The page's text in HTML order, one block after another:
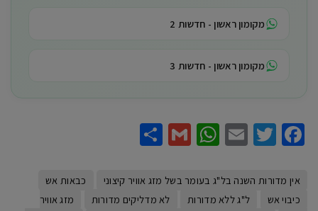
מקומון ראשון - חדשות 2
מקומון ראשון - חדשות 3
Facebook
Twitter
Email
WhatsApp
Gmail
אין מדורות השנה בל"ג בעומר בשל מזג אוויר קיצוני
כבאות אש
כיבוי אש
ל"ג ללא מדורות לא מדליקים מדורות
מזג אוויר